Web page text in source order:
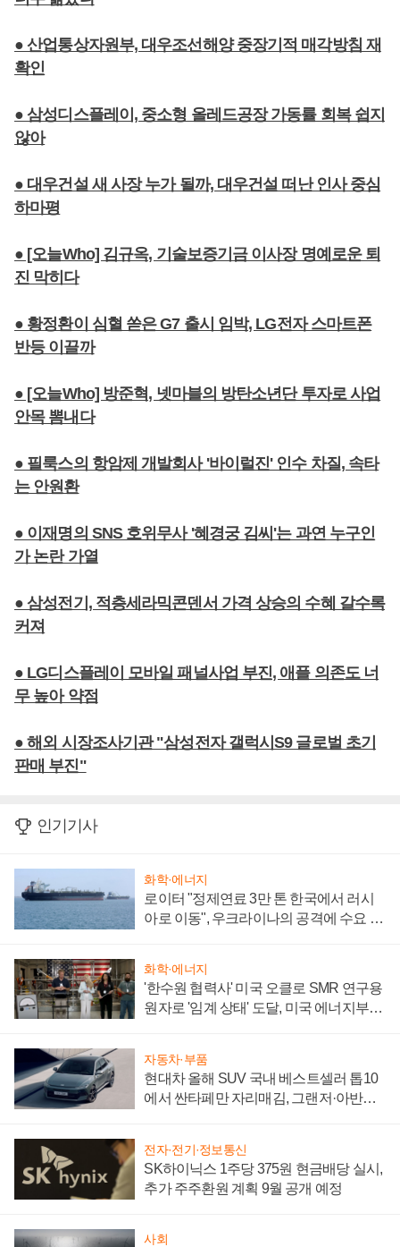
● 산업통상자원부, 대우조선해양 중장기적 매각방침 재
확인
● 삼성디스플레이, 중소형 올레드공장 가동률 회복 쉽지
않아
● 대우건설 새 사장 누가 될까, 대우건설 떠난 인사 중심
하마평
● [오늘Who] 김규옥, 기술보증기금 이사장 명예로운 퇴
진 막히다
● 황정환이 심혈 쏟은 G7 출시 임박, LG전자 스마트폰
반등 이끌까
● [오늘Who] 방준혁, 넷마블의 방탄소년단 투자로 사업
안목 뽐내다
● 필룩스의 항암제 개발회사 '바이럴진' 인수 차질, 속타
는 안원환
● 이재명의 SNS 호위무사 '혜경궁 김씨'는 과연 누구인
가 논란 가열
● 삼성전기, 적층세라믹콘덴서 가격 상승의 수혜 갈수록
커져
● LG디스플레이 모바일 패널사업 부진, 애플 의존도 너
무 높아 약점
● 해외 시장조사기관 "삼성전자 갤럭시S9 글로벌 초기
판매 부진"
인기기사
화학·에너지
로이터 "정제연료 3만 톤 한국에서 러시
아로 이동", 우크라이나의 공격에 수요 늘
화학·에너지
'한수원 협력사' 미국 오클로 SMR 연구용
원자로 '임계 상태' 도달, 미국 에너지부
자동차·부품
현대차 올해 SUV 국내 베스트셀러 톱10
에서 싼타페만 자리매김, 그랜저·아반떼
전자·전기·정보통신
SK하이닉스 1주당 375원 현금배당 실시,
추가 주주환원 계획 9월 공개 예정
사회